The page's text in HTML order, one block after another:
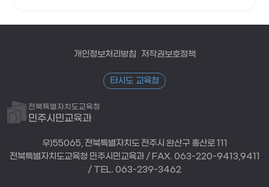
개인정보처리방침 저작권보호정책
타시도 교육청
전북특별자치도교육청
민주시민교육과
우)55065, 전북특별자치도 전주시 완산구 홍산로 111
전북특별자치도교육청 민주시민교육과 / FAX. 063-220-9413,9411
/ TEL. 063-239-3462